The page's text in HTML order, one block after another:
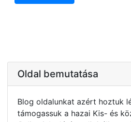
Oldal bemutatása
Blog oldalunkat azért hoztuk
támogassuk a hazai Kis- és